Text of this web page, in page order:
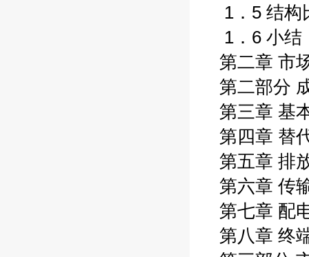
1．5 结构
1．6 小结
第二章 市
第二部分
第三章 基
第四章 替
第五章 排
第六章 传
第七章 配
第八章 终